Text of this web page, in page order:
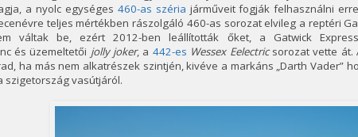
a nyolc egységes 460-as széria járműveit fogják felhasználni
teljes mértékben rászolgáló 460-as sorozat elvileg a reptéri
váltak be, ezért 2012-ben leállították őket, a Gatwick
és üzemeltetői jolly joker, a 442-es Wessex Eelectricsorozat vette át.
ha más nem alkatrészek szintjén, kivéve a markáns „Darth Vader”
szigetország vasútjáról.